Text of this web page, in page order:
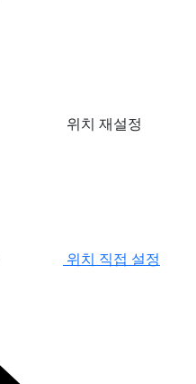
위치 재설정
위치 직접 설정